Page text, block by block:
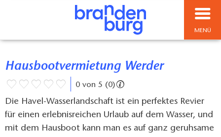
MENÜ
Hausbootvermietung Werder
0 von 5 (0)
Die Havel-Wasserlandschaft ist ein perfektes Revier
für einen erlebnisreichen Urlaub auf dem Wasser, und
mit dem Hausboot kann man es auf ganz geruhsame